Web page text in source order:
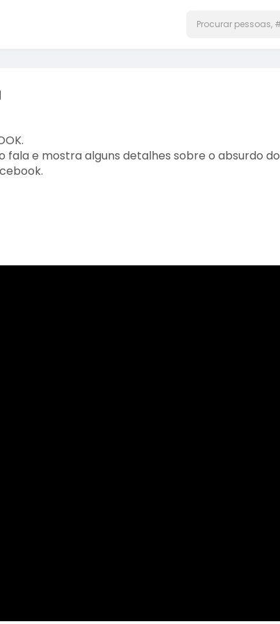
fala e mostra alguns detalhes sobre o absurdo do